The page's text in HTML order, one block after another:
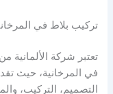
تركيب بلاط في
تعتبر شركة
في المرخانية، حيث
التصميم، التركيب،